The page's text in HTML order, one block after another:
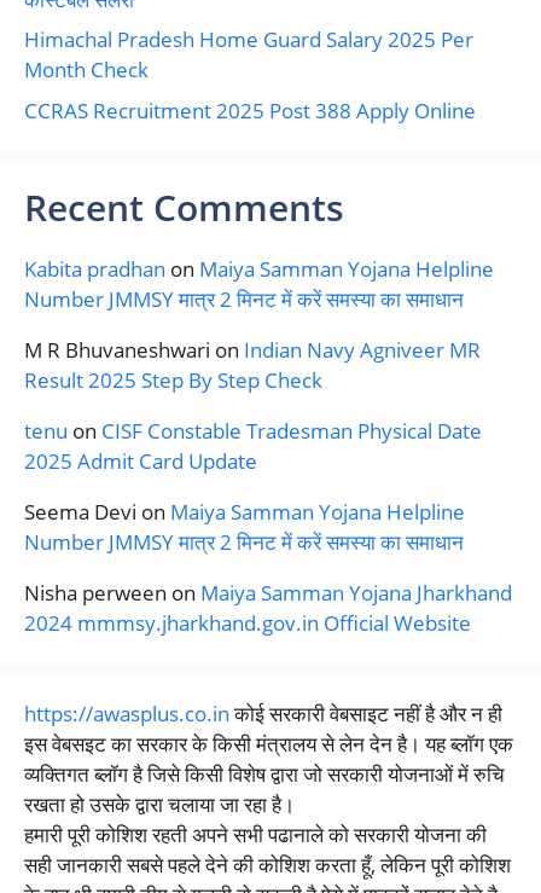
Himachal Pradesh Home Guard Salary 2025 Per
Month Check
CCRAS Recruitment 2025 Post 388 Apply Online
Recent Comments
Kabita pradhan on Maiya Samman Yojana Helpline
Number JMMSY मात्र 2 मिनट में करें समस्या का समाधान
M R Bhuvaneshwari on Indian Navy Agniveer MR
Result 2025 Step By Step Check
tenu on CISF Constable Tradesman Physical Date
2025 Admit Card Update
Seema Devi on Maiya Samman Yojana Helpline
Number JMMSY मात्र 2 मिनट में करें समस्या का समाधान
Nisha perween on Maiya Samman Yojana Jharkhand
2024 mmmsy.jharkhand.gov.in Official Website
https://awasplus.co.inकोई सरकारी वेबसाइट नहीं है और न ही
इस वेबसइट का सरकार के किसी मंत्रालय से लेन देन है। यह ब्लॉग एक
व्यक्तिगत ब्लॉग है जिसे किसी विशेष द्वारा जो सरकारी योजनाओं में रुचि
रखता हो उसके द्वारा चलाया जा रहा है।
हमारी पूरी कोशिश रहती अपने सभी पढानाले को सरकारी योजना की
सही जानकारी सबसे पहले देने की कोशिश करता हूँ, लेकिन पूरी कोशिश